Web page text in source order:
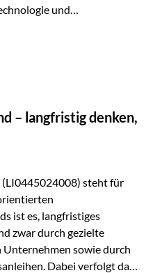
und
Angebot und
bieten Silber, Platin und
von technologischen
Nachfrage entsteht nicht
durch die Industrie.
– langfristig denken,
(LI0445024008) steht für
ist es, langfristiges
zwar durch gezielte
sowie durch
Dabei verfolgt das